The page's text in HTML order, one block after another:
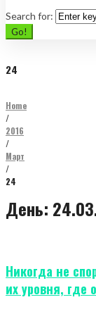
Search for:
Go!
24
Home
/
2016
/
Март
/
24
День:
Никогда не
их уровня, где